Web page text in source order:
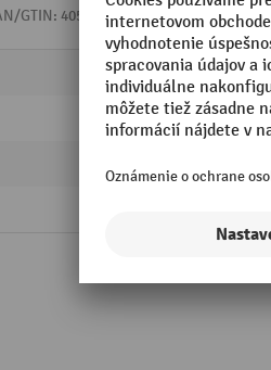
GTIN: 4055091208091Z kategórie:
275 mm
Oceľ